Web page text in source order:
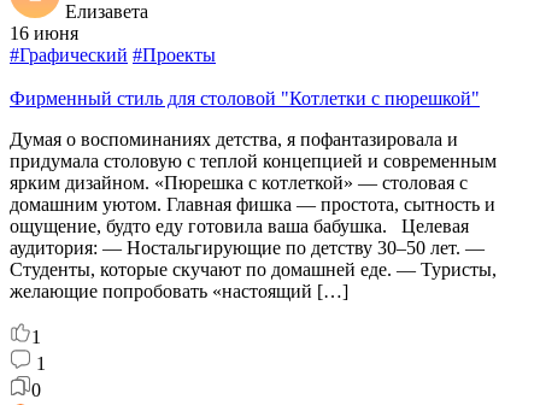
Елизавета
16 июня
#Графический #Проекты
Фирменный стиль для столовой "Котлетки с пюрешкой"
Думая о воспоминаниях детства, я пофантазировала и
придумала столовую с теплой концепцией и современным
ярким дизайном. «Пюрешка с котлеткой» — столовая с
домашним уютом. Главная фишка — простота, сытность и
ощущение, будто еду готовила ваша бабушка. Целевая
аудитория: — Ностальгирующие по детству 30–50 лет. —
Студенты, которые скучают по домашней еде. — Туристы,
желающие попробовать «настоящий […]
1
1
0